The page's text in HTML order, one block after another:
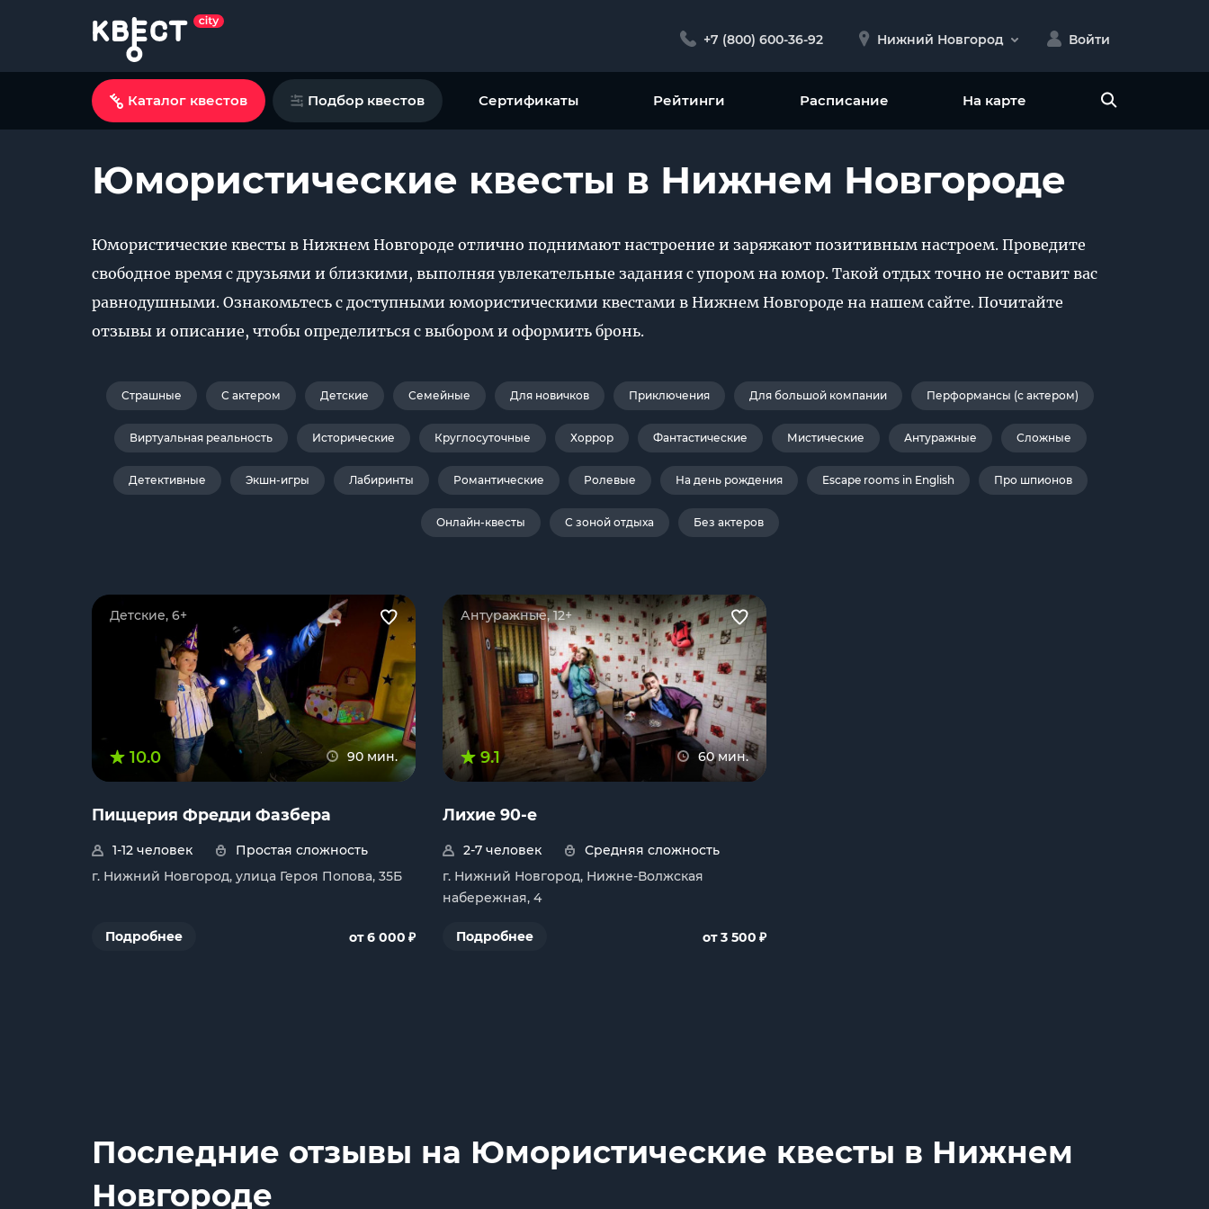
+7 (800) 600-36-92 Нижний Новгород Войти
Каталог квестов Подбор квестов Сертификаты Рейтинги Расписание На карте
Юмористические квесты в Нижнем Новгороде
Юмористические квесты в Нижнем Новгороде отлично поднимают настроение и заряжают позитивным настроем. Проведите
свободное время с друзьями и близкими, выполняя увлекательные задания с упором на юмор. Такой отдых точно не оставит вас
равнодушными. Ознакомьтесь с доступными юмористическими квестами в Нижнем Новгороде на нашем сайте. Почитайте
отзывы и описание, чтобы определиться с выбором и оформить бронь.
Страшные С актером Детские Семейные Для новичков Приключения Для большой компании Перформансы (с актером)
Виртуальная реальность Исторические Круглосуточные Хоррор Фантастические Мистические Антуражные Сложные
Детективные Экшн-игры Лабиринты Романтические Ролевые На день рождения Escape rooms in English Про шпионов
Онлайн-квесты С зоной отдыха Без актеров
Детские, 6+
10.0 90 мин.
Пиццерия Фредди Фазбера
1-12 человек
Простая сложность
г. Нижний Новгород, улица Героя Попова, 35Б
Подробнее от 6 000 ₽
Антуражные, 12+
9.1 60 мин.
Лихие 90-е
2-7 человек
Средняя сложность
г. Нижний Новгород, Нижне-Волжская
набережная, 4
Подробнее от 3 500 ₽
Последние отзывы на Юмористические квесты в Нижнем
Новгороде